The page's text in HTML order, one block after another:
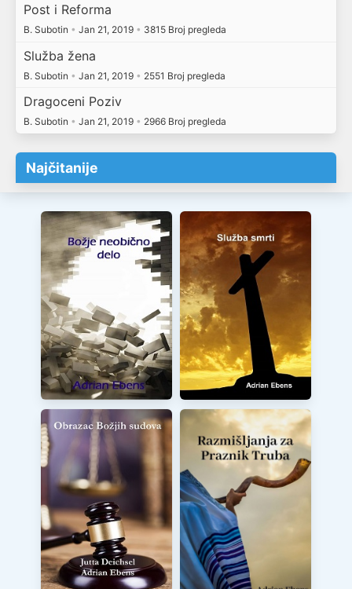
Post i Reforma
B. Subotin • Jan 21, 2019 • 3815 Broj pregleda
Služba žena
B. Subotin • Jan 21, 2019 • 2551 Broj pregleda
Dragoceni Poziv
B. Subotin • Jan 21, 2019 • 2966 Broj pregleda
Najčitanije